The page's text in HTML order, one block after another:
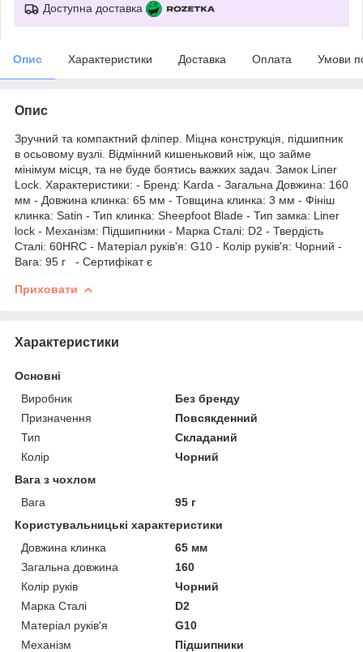
Доступна доставка
Опис Характеристики Доставка Оплата Умови
Опис
Зручний та компактний фліпер. Міцна конструкція, підшипник
в осьовому вузлі. Відмінний кишеньковий ніж, що займе
мінімум місця, та не буде боятись важких задач. Замок Liner
Lock. Характеристики: - Бренд: Karda - Загальна Довжина: 160
мм - Довжина клинка: 65 мм - Товщина клинка: 3 мм - Фініш
клинка: Satin - Тип клинка: Sheepfoot Blade - Тип замка: Liner
lock - Механізм: Підшипники - Марка Сталі: D2 - Твердість
Сталі: 60HRC - Матеріал руків'я: G10 - Колір руків'я: Чорний -
Вага: 95 г - Сертифікат є
Приховати
Характеристики
Основні
Виробник
Без бренду
Призначення
Повсякденний
Тип
Складаний
Колір
Чорний
Вага з чохлом
Вага
95 г
Користувальницькі характеристики
Довжина клинка
65 мм
Загальна довжина
160
Колір руків
Чорний
Марка Сталі
D2
Матеріал руків'я
G10
Механізм
Підшипники